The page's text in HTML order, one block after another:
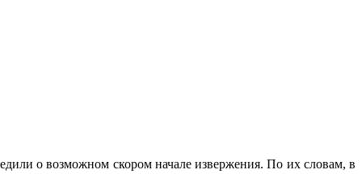
о возможном скором начале извержения. По их словам, в